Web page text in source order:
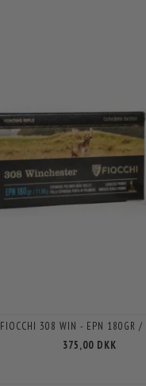
FIOCCHI 308 WIN - EPN 180GR /
375,00 DKK